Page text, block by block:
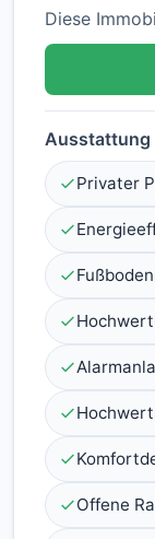
Diese
Ausstattung
Privater
Offene